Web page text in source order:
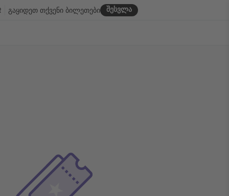
შესვლა
გაყიდეთ თქვენი ბილეთები